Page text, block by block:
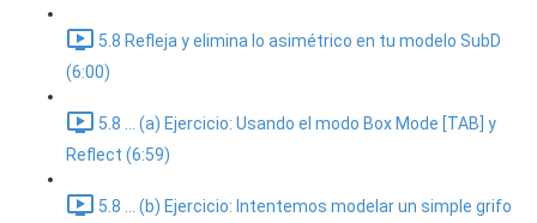
5.8 Refleja y elimina lo asimétrico en tu modelo SubD
(6:00)
5.8 ... (a) Ejercicio: Usando el modo Box Mode [TAB] y
Reflect (6:59)
5.8 ... (b) Ejercicio: Intentemos modelar un simple grifo